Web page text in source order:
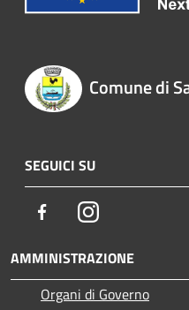
Comune di
SEGUICI SU
FacebookInstagram
AMMINISTRAZIONE
Organi di Governo